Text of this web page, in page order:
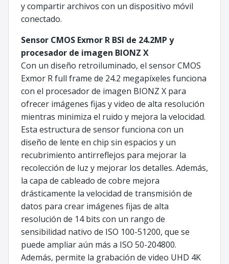
y compartir archivos con un dispositivo móvil
conectado.
Sensor CMOS Exmor R BSI de 24.2MP y
procesador de imagen BIONZ X
Con un diseño retroiluminado, el sensor CMOS
Exmor R full frame de 24.2 megapíxeles funciona
con el procesador de imagen BIONZ X para
ofrecer imágenes fijas y video de alta resolución
mientras minimiza el ruido y mejora la velocidad.
Esta estructura de sensor funciona con un
diseño de lente en chip sin espacios y un
recubrimiento antirreflejos para mejorar la
recolección de luz y mejorar los detalles. Además,
la capa de cableado de cobre mejora
drásticamente la velocidad de transmisión de
datos para crear imágenes fijas de alta
resolución de 14 bits con un rango de
sensibilidad nativo de ISO 100-51200, que se
puede ampliar aún más a ISO 50-204800.
Además, permite la grabación de video UHD 4K